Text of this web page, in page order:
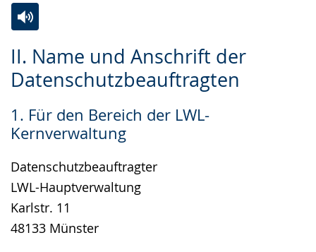
II. Name und Anschrift der
Datenschutzbeauftragten
1. Für den Bereich der LWL-
Kernverwaltung
Datenschutzbeauftragter
LWL-Hauptverwaltung
Karlstr. 11
48133 Münster
Leichten
Sprache
Audio-
Unterstützung.
Video
in
Gebärdensprache
wird
angezeigt.